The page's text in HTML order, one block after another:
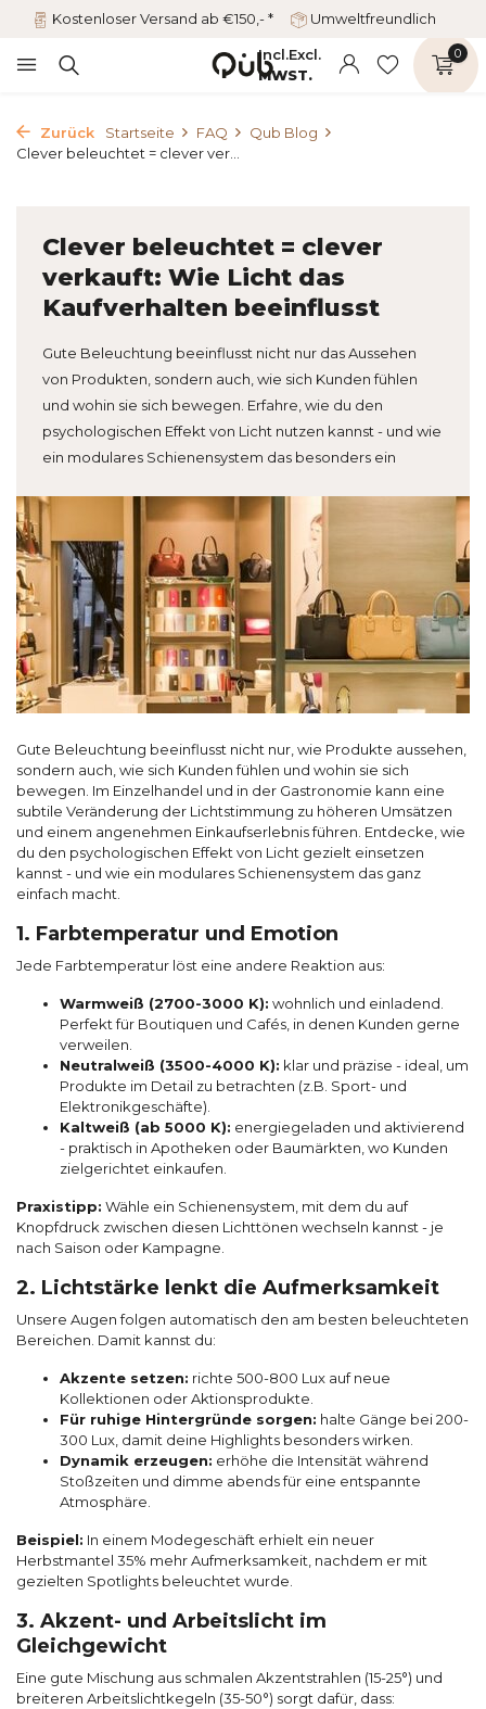
Kostenloser Versand ab €150,- * Umweltfreundlich
Incl.Excl.
MWST.
0
Zurück Startseite FAQ
Qub Blog
Clever beleuchtet = clever ver...
Clever beleuchtet = clever
verkauft: Wie Licht das
Kaufverhalten beeinflusst
Gute Beleuchtung beeinflusst nicht nur das Aussehen
von Produkten, sondern auch, wie sich Kunden fühlen
und wohin sie sich bewegen. Erfahre, wie du den
psychologischen Effekt von Licht nutzen kannst - und wie
ein modulares Schienensystem das besonders ein
Gute Beleuchtung beeinflusst nicht nur, wie Produkte aussehen,
sondern auch, wie sich Kunden fühlen und wohin sie sich
bewegen. Im Einzelhandel und in der Gastronomie kann eine
subtile Veränderung der Lichtstimmung zu höheren Umsätzen
und einem angenehmen Einkaufserlebnis führen. Entdecke, wie
du den psychologischen Effekt von Licht gezielt einsetzen
kannst - und wie ein modulares Schienensystem das ganz
einfach macht.
1. Farbtemperatur und Emotion
Jede Farbtemperatur löst eine andere Reaktion aus:
Warmweiß (2700-3000 K): wohnlich und einladend.
Perfekt für Boutiquen und Cafés, in denen Kunden gerne
verweilen.
Neutralweiß (3500-4000 K): klar und präzise - ideal, um
Produkte im Detail zu betrachten (z.B. Sport- und
Elektronikgeschäfte).
Kaltweiß (ab 5000 K): energiegeladen und aktivierend
- praktisch in Apotheken oder Baumärkten, wo Kunden
zielgerichtet einkaufen.
Praxistipp: Wähle ein Schienensystem, mit dem du auf
Knopfdruck zwischen diesen Lichttönen wechseln kannst - je
nach Saison oder Kampagne.
2. Lichtstärke lenkt die Aufmerksamkeit
Unsere Augen folgen automatisch den am besten beleuchteten
Bereichen. Damit kannst du:
Akzente setzen: richte 500-800 Lux auf neue
Kollektionen oder Aktionsprodukte.
Für ruhige Hintergründe sorgen: halte Gänge bei 200-
300 Lux, damit deine Highlights besonders wirken.
Dynamik erzeugen: erhöhe die Intensität während
Stoßzeiten und dimme abends für eine entspannte
Atmosphäre.
Beispiel: In einem Modegeschäft erhielt ein neuer
Herbstmantel 35% mehr Aufmerksamkeit, nachdem er mit
gezielten Spotlights beleuchtet wurde.
3. Akzent- und Arbeitslicht im
Gleichgewicht
Eine gute Mischung aus schmalen Akzentstrahlen (15-25°) und
breiteren Arbeitslichtkegeln (35-50°) sorgt dafür, dass: